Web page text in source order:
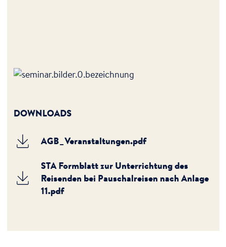
DOWNLOADS
AGB_Veranstaltungen.pdf
STA Formblatt zur Unterrichtung des
Reisenden bei Pauschalreisen nach Anlage
11.pdf